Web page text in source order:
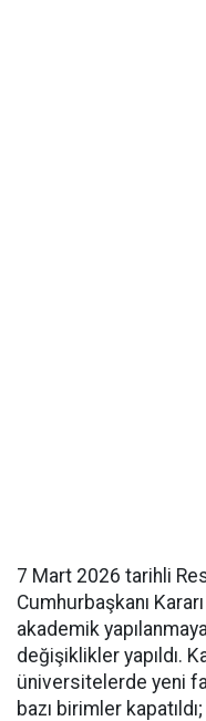
7 Mart 2026 tarihli
Cumhurbaşkanı
akademik
değişiklikler yapıldı.
üniversitelerde yeni
bazı birimler